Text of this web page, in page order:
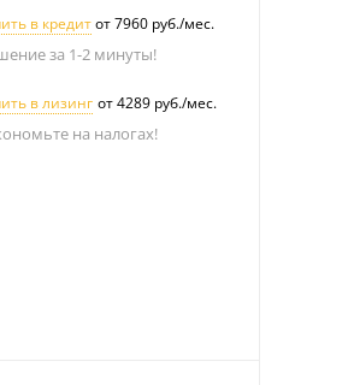
в кредитот 7960 руб./мес.
за 1-2 минуты!
в лизинг от 4289 руб./мес.
на налогах!